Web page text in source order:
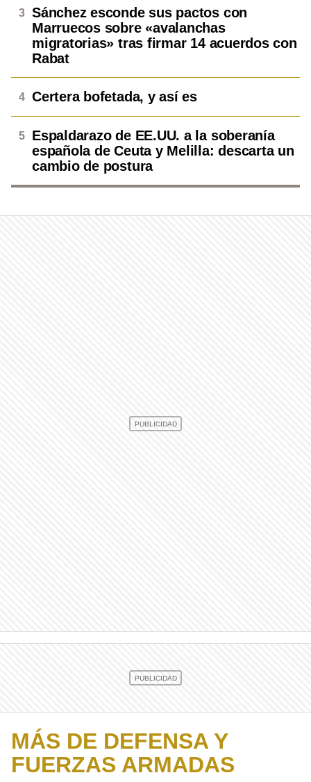
Sánchez esconde sus pactos con
Marruecos sobre «avalanchas
migratorias» tras firmar 14 acuerdos con
Rabat
Certera bofetada, y así es
Espaldarazo de EE.UU. a la soberanía
española de Ceuta y Melilla: descarta un
cambio de postura
MÁS DE DEFENSA Y
FUERZAS ARMADAS